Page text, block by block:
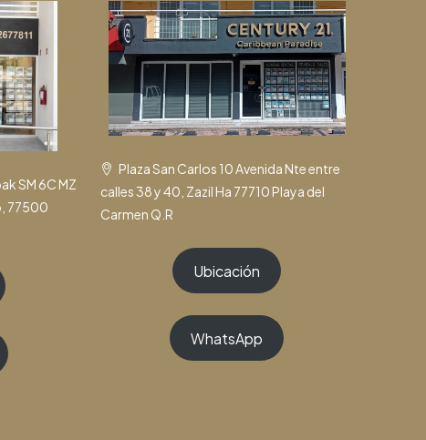
SM 6C MZ
77500
Plaza San Carlos 10 Avenida Nte entre
calles 38 y 40, Zazil Ha 77710 Playa del
Carmen Q.R
Ubicación
WhatsApp